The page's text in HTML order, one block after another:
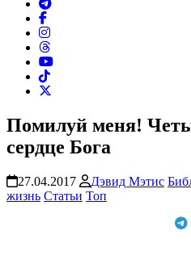
Помилуй меня!
сердце Бога
27.04.2017 Дэвид Мэтис
жизнь Статьи Топ